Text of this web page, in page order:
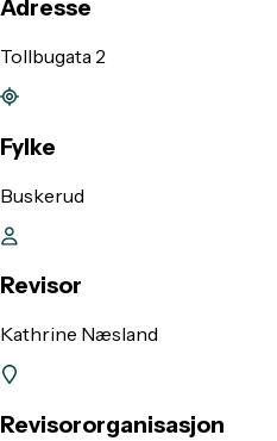
Adresse
Tollbugata 2
Fylke
Buskerud
Revisor
Kathrine Næsland
Revisororganisasjon